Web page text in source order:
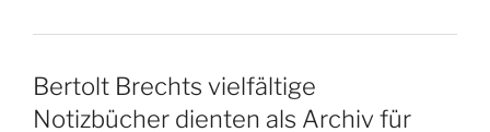
Bertolt Brechts vielfältige
Notizbücher dienten als Archiv für